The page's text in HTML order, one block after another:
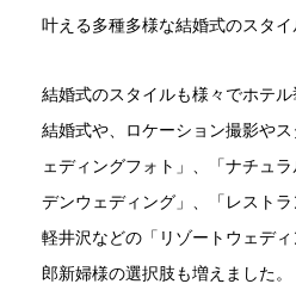
叶える多種多様な結婚式のスタイ
結婚式のスタイルも様々でホテ
結婚式や、ロケーション撮影や
ェディングフォト」、「ナチュ
デンウェディング」、「レスト
軽井沢などの「リゾートウェデ
郎新婦様の選択肢も増えました。